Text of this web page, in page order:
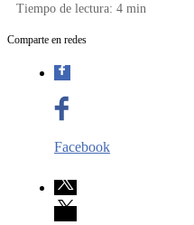
Tiempo de lectura: 4 min
Comparte en redes
Facebook